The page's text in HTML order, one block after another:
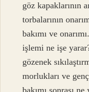
göz kapaklarının
torbalarının
bakımı ve
işlemi ne işe
gözenek
morlukları ve